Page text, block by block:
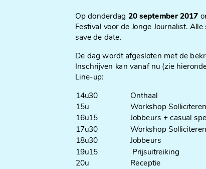
Op donderdag 20 september 2017
Festival voor de Jonge Journalist.
save de date.
De dag wordt afgesloten met de
Inschrijven kan vanaf nu (zie
Line-up:
14u30 Onthaal
15u
Workshop Solliciteren +
16u15 Jobbeurs + casual
17u30 Workshop Solliciteren +
18u30 Jobbeurs
19u15 Prijsuitreiking
20u
Receptie